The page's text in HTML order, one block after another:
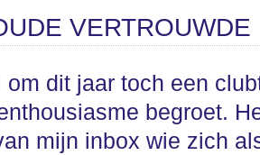
VERTROUWDE
om dit jaar toch een
begroet.
mijn inbox wie zich